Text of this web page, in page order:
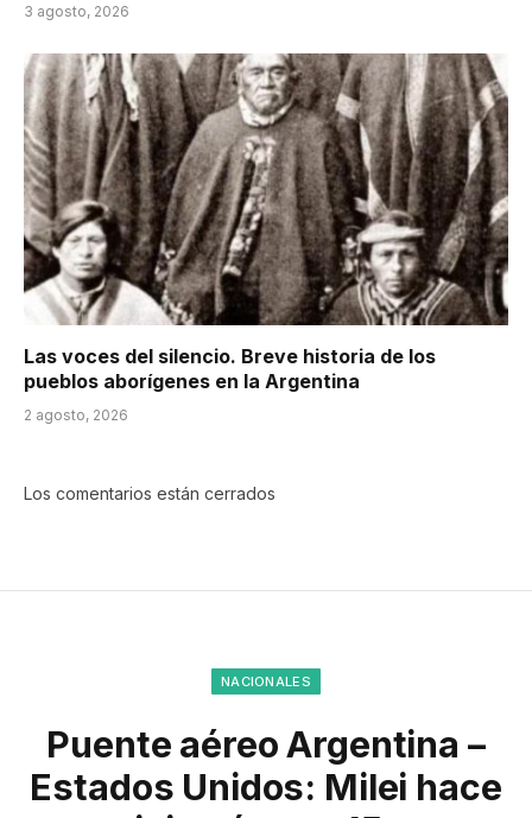
3 agosto, 2026
Las voces del silencio. Breve historia de los
pueblos aborígenes en la Argentina
2 agosto, 2026
Los comentarios están cerrados
NACIONALES
Puente aéreo Argentina –
Estados Unidos: Milei hace